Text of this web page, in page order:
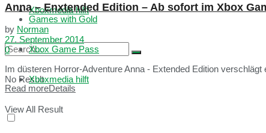
Xboxmedia hilft
No Result
View All Result
Games with Gold
Xbox Game Pass
Xboxmedia hilft
Anna – Enxtended Edition – Ab sofort im Xbox
by Norman
27. September 2014
0
Im düsteren Horror-Adventure Anna - Extended Edition
Read moreDetails